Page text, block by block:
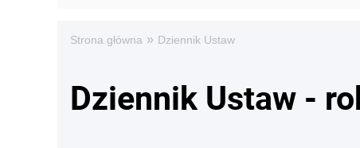
Strona główna » Dziennik Ustaw
Dziennik Ustaw -